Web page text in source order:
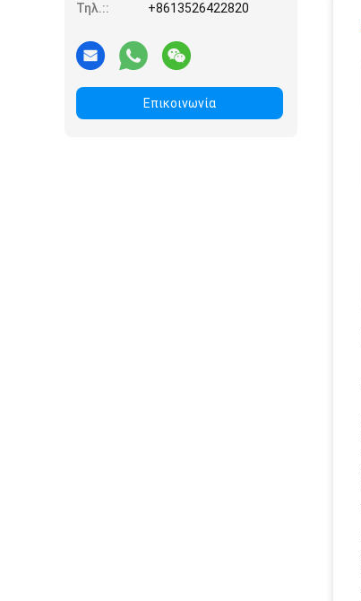
Τηλ.::
+8613526422820
Επικοινωνία